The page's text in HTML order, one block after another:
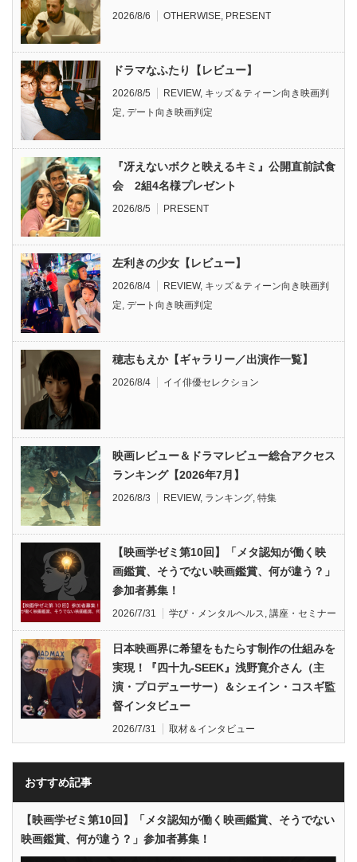
2026/8/6 OTHERWISE PRESENT
ドラマなふたり【レビュー】
2026/8/5 REVIEW, キッズ＆ティーン向き映画判
定 デート向き映画判定
『冴えないボクと映えるキミ』公開直前試食
会 2組4名様プレゼント
2026/8/5 PRESENT
左利きの少女【レビュー】
2026/8/4 REVIEW, キッズ＆ティーン向き映画判
定 デート向き映画判定
穂志もえか【ギャラリー／出演作一覧】
2026/8/4 イイ俳優セレクション
映画レビュー＆ドラマレビュー総合アクセス
ランキング【2026年7月】
2026/8/3 REVIEW, ランキング 特集
【映画学ゼミ第10回】「メタ認知が働く映
画鑑賞、そうでない映画鑑賞、何が違う？」
参加者募集！
2026/7/31 学び・メンタルヘルス 講座・セミナー
日本映画界に希望をもたらす制作の仕組みを
実現！『四十九-SEEK』浅野寛介さん（主
演・プロデューサー）＆シェイン・コスギ監
督インタビュー
2026/7/31 取材＆インタビュー
おすすめ記事
【映画学ゼミ第10回】「メタ認知が働く映画鑑賞、そうでない
映画鑑賞、何が違う？」参加者募集！